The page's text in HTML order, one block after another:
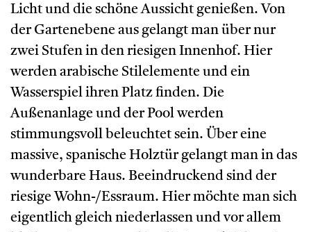
Licht und die schöne Aussicht genießen. Von
der Gartenebene aus gelangt man über nur
zwei Stufen in den riesigen Innenhof. Hier
werden arabische Stilelemente und ein
Wasserspiel ihren Platz finden. Die
Außenanlage und der Pool werden
stimmungsvoll beleuchtet sein. Über eine
massive, spanische Holztür gelangt man in das
wunderbare Haus. Beeindruckend sind der
riesige Wohn-/Essraum. Hier möchte man sich
eigentlich gleich niederlassen und vor allem